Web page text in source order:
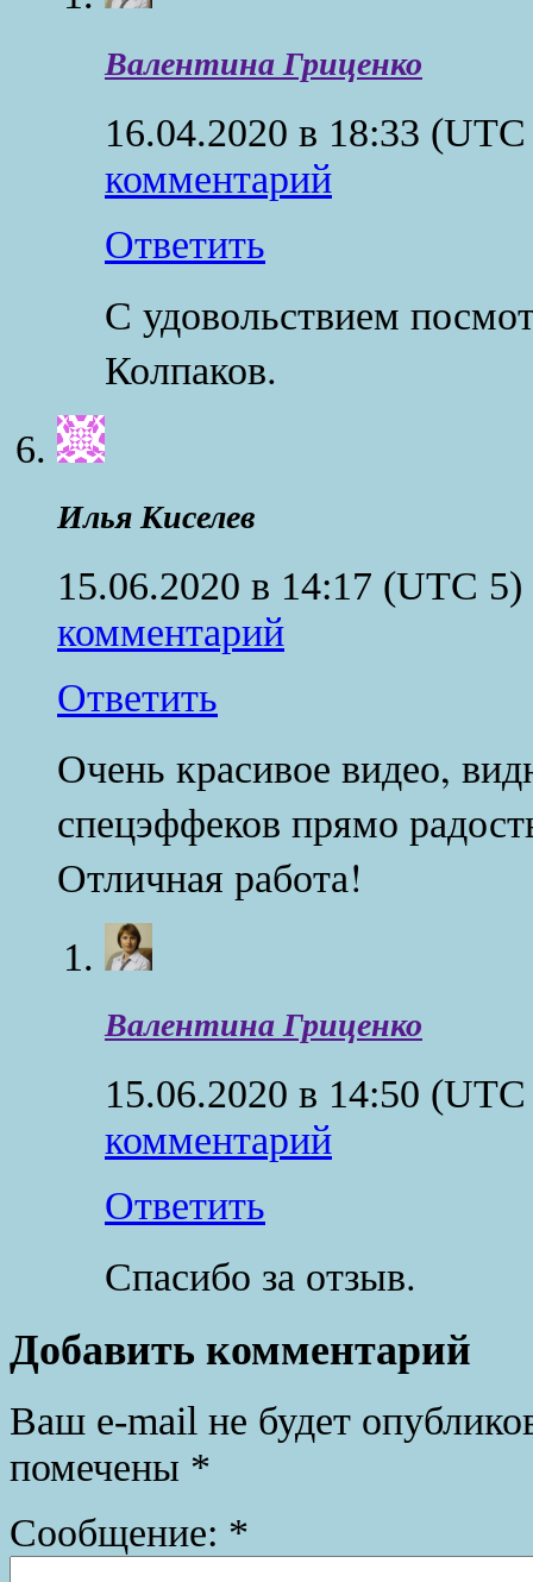
Валентина Гриценко
16.04.2020 в 18:33
комментарий
Ответить
С удовольствием
Колпаков.
Илья Киселев
15.06.2020 в 14:17 (UTC 5)
комментарий
Ответить
Очень красивое видео,
спецэффеков прямо
Отличная работа!
Валентина Гриценко
15.06.2020 в 14:50
комментарий
Ответить
Спасибо за отзыв.
Добавить комментарий
Ваш e-mail не будет
помечены *
Сообщение: *